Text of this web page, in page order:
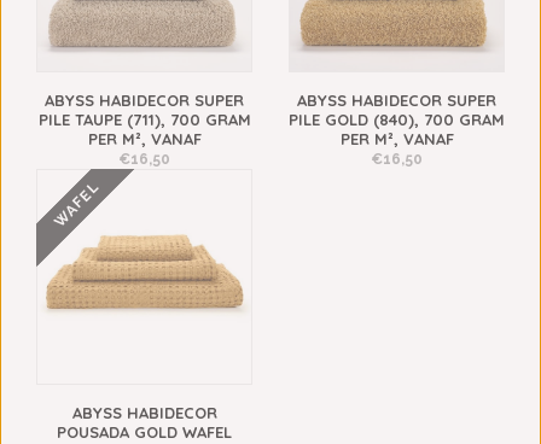
ABYSS HABIDECOR SUPER
PILE TAUPE (711), 700 GRAM
PER M², VANAF
€16,50
ABYSS HABIDECOR SUPER
PILE GOLD (840), 700 GRAM
PER M², VANAF
€16,50
WAFEL
ABYSS HABIDECOR
POUSADA GOLD WAFEL